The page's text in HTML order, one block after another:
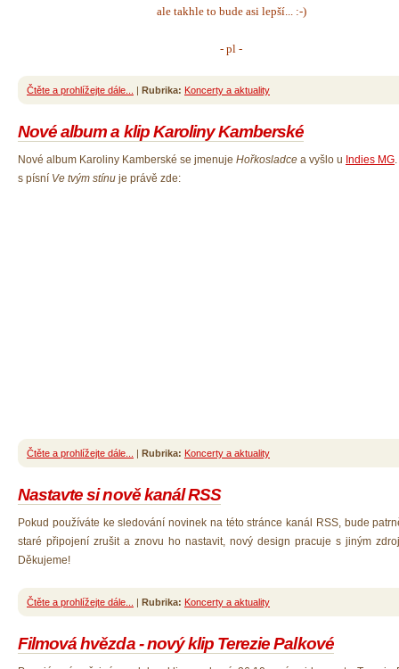
ale takhle to bude asi lepší... :-)
- pl -
Čtěte a prohlížejte dále... | Rubrika: Koncerty a aktuality
Nové album a klip Karoliny Kamberské
Nové album Karoliny Kamberské se jmenuje Hořkosladce a vyšlo u Indies MG
s písní Ve tvým stínu je právě zde:
Čtěte a prohlížejte dále... | Rubrika: Koncerty a aktuality
Nastavte si nově kanál RSS
Pokud používáte ke sledování novinek na této stránce kanál RSS, bude
staré připojení zrušit a znovu ho nastavit, nový design pracuje s jiným
Děkujeme!
Čtěte a prohlížejte dále... | Rubrika: Koncerty a aktuality
Filmová hvězda - nový klip Terezie Palkové